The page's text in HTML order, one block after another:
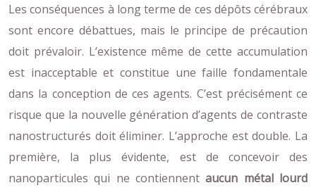
Les conséquences à long terme de ces dépôts cérébraux
sont encore débattues, mais le principe de précaution
doit prévaloir. L’existence même de cette accumulation
est inacceptable et constitue une faille fondamentale
dans la conception de ces agents. C’est précisément ce
risque que la nouvelle génération d’agents de contraste
nanostructurés doit éliminer. L’approche est double. La
première, la plus évidente, est de concevoir des
nanoparticules qui ne contiennentaucun métal lourd